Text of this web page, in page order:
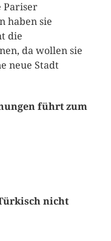
Pariser
haben sie
die
da wollen sie
neue Stadt
führt zum
nicht